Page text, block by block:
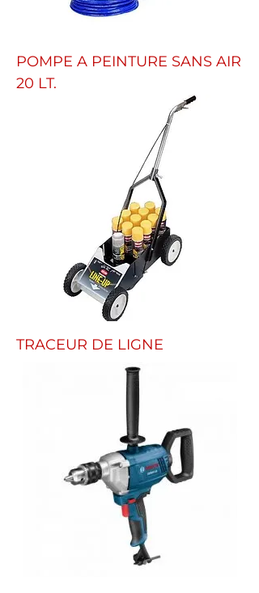
POMPE A PEINTURE SANS AIR
20 LT.
TRACEUR DE LIGNE